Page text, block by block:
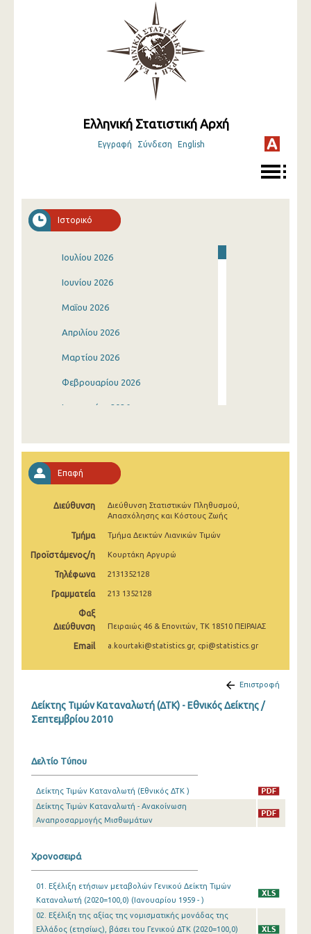
Ελληνική Στατιστική Αρχή
Εγγραφή Σύνδεση English
Ιστορικό
Ιουλίου 2026
Ιουνίου 2026
Μαΐου 2026
Απριλίου 2026
Μαρτίου 2026
Φεβρουαρίου 2026
Ιανουαρίου 2026
Οκτωβρίου 2025
Σεπτεμβρίου 2025
Αυγούστου 2025
Ιουλίου 2025
Μαΐου 2025
Απριλίου 2025
Ιανουαρίου 2025
Νοεμβρίου 2024
Σεπτεμβρίου 2024
Ιουλίου 2024
Ιουνίου 2024
Μαΐου 2024
Επαφή
Διεύθυνση
Διεύθυνση Στατιστικών Πληθυσμού,
Απασχόλησης και Κόστους Ζωής
Τμήμα Τμήμα Δεικτών Λιανικών Τιμών
Προϊστάμενος/η Κουρτάκη Αργυρώ
Τηλέφωνα 2131352128
Γραμματεία 213 1352128
Φαξ
Διεύθυνση
Πειραιώς 46 & Επονιτών, ΤΚ 18510 ΠΕΙΡΑΙΑΣ
Email a.kourtaki@statistics.gr, cpi@statistics.gr
Επιστροφή
Δείκτης Τιμών Καταναλωτή (ΔΤΚ) - Εθνικός Δείκτης /
Σεπτεμβρίου 2010
Δελτίο Τύπου
Δείκτης Τιμών Καταναλωτή (Εθνικός ΔΤΚ )
Δείκτης Τιμών Καταναλωτή - Ανακοίνωση
Αναπροσαρμογής Μισθωμάτων
Χρονοσειρά
01. Εξέλιξη ετήσιων μεταβολών Γενικού Δείκτη Τιμών
Καταναλωτή (2020=100,0) (Ιανουαρίου 1959 - )
02. Εξέλιξη της αξίας της νομισματικής μονάδας της
Ελλάδος (ετησίως), βάσει του Γενικού ΔΤΚ (2020=100,0)